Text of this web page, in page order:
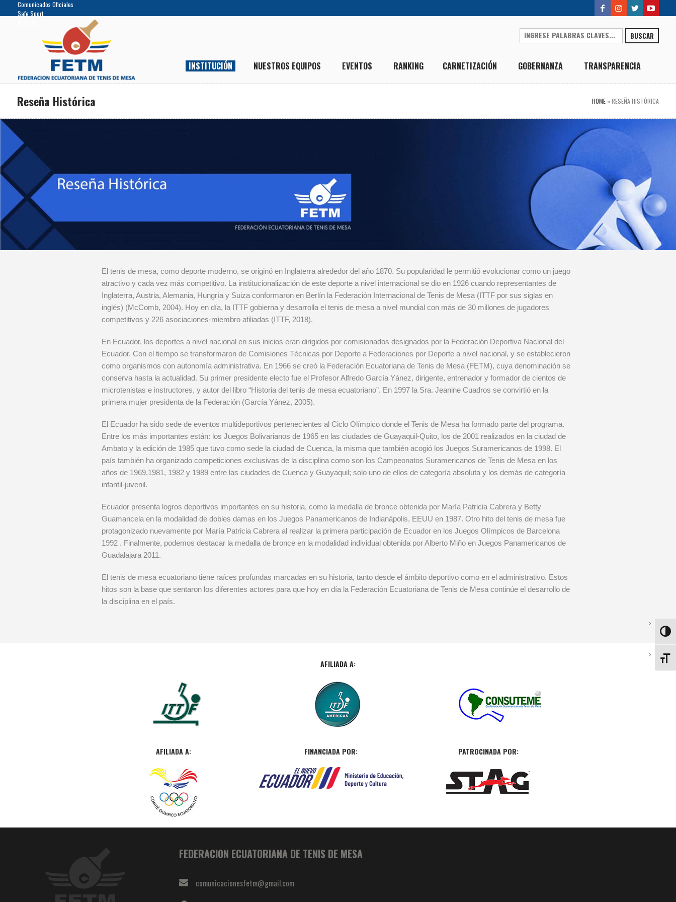
Comunicados Oficiales
Safe Sport
BUSCAR
INSTITUCIÓN NUESTROS EQUIPOS EVENTOS RANKING CARNETIZACIÓN GOBERNANZA TRANSPARENCIA
Reseña Histórica HOME »RESEÑA HISTÓRICA
El tenis de mesa, como deporte moderno, se originó en Inglaterra alrededor del año 1870. Su popularidad le permitió evolucionar como un juego
atractivo y cada vez más competitivo. La institucionalización de este deporte a nivel internacional se dio en 1926 cuando representantes de
Inglaterra, Austria, Alemania, Hungría y Suiza conformaron en Berlín la Federación Internacional de Tenis de Mesa (ITTF por sus siglas en
inglés) (McComb, 2004). Hoy en día, la ITTF gobierna y desarrolla el tenis de mesa a nivel mundial con más de 30 millones de jugadores
competitivos y 226 asociaciones-miembro afiliadas (ITTF, 2018).
En Ecuador, los deportes a nivel nacional en sus inicios eran dirigidos por comisionados designados por la Federación Deportiva Nacional del
Ecuador. Con el tiempo se transformaron de Comisiones Técnicas por Deporte a Federaciones por Deporte a nivel nacional, y se establecieron
como organismos con autonomía administrativa. En 1966 se creó la Federación Ecuatoriana de Tenis de Mesa (FETM), cuya denominación se
conserva hasta la actualidad. Su primer presidente electo fue el Profesor Alfredo García Yánez, dirigente, entrenador y formador de cientos de
microtenistas e instructores, y autor del libro “Historia del tenis de mesa ecuatoriano”. En 1997 la Sra. Jeanine Cuadros se convirtió en la
primera mujer presidenta de la Federación (García Yánez, 2005).
El Ecuador ha sido sede de eventos multideportivos pertenecientes al Ciclo Olímpico donde el Tenis de Mesa ha formado parte del programa.
Entre los más importantes están: los Juegos Bolivarianos de 1965 en las ciudades de Guayaquil-Quito, los de 2001 realizados en la ciudad de
Ambato y la edición de 1985 que tuvo como sede la ciudad de Cuenca, la misma que también acogió los Juegos Suramericanos de 1998. El
país también ha organizado competiciones exclusivas de la disciplina como son los Campeonatos Suramericanos de Tenis de Mesa en los
años de 1969,1981, 1982 y 1989 entre las ciudades de Cuenca y Guayaquil; solo uno de ellos de categoría absoluta y los demás de categoría
infantil-juvenil.
Ecuador presenta logros deportivos importantes en su historia, como la medalla de bronce obtenida por María Patricia Cabrera y Betty
Guamancela en la modalidad de dobles damas en los Juegos Panamericanos de Indianápolis, EEUU en 1987. Otro hito del tenis de mesa fue
protagonizado nuevamente por María Patricia Cabrera al realizar la primera participación de Ecuador en los Juegos Olímpicos de Barcelona
1992 . Finalmente, podemos destacar la medalla de bronce en la modalidad individual obtenida por Alberto Miño en Juegos Panamericanos de
Guadalajara 2011.
El tenis de mesa ecuatoriano tiene raíces profundas marcadas en su historia, tanto desde el ámbito deportivo como en el administrativo. Estos
hitos son la base que sentaron los diferentes actores para que hoy en día la Federación Ecuatoriana de Tenis de Mesa continúe el desarrollo de
la disciplina en el país.
AFILIADA A:
AFILIADA A: FINANCIADA POR: PATROCINADA POR:
FEDERACION ECUATORIANA DE TENIS DE MESA
comunicacionesfetm@gmail.com